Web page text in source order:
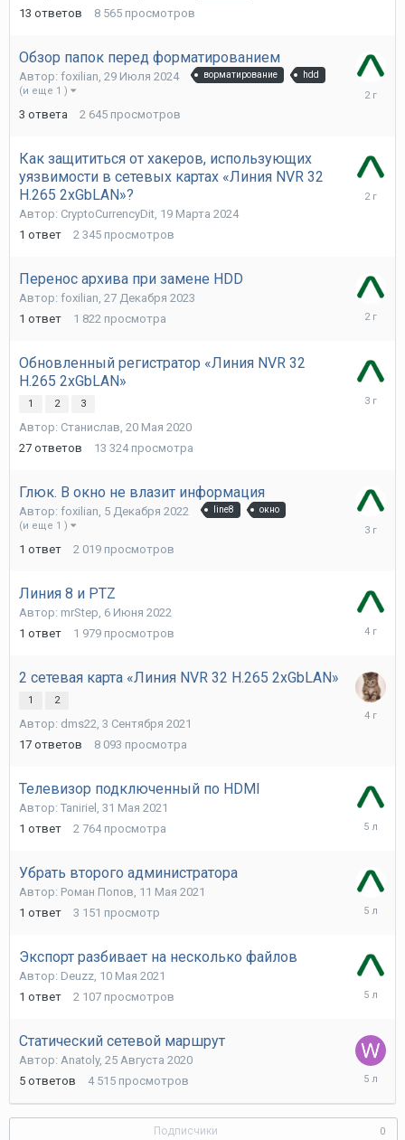
13 ответов 8 565 просмотров
Обзор папок перед форматированием
Автор: foxilian 29 Июля 2024 ворматирование hdd
(и еще 1 )
3 ответа 2 645 просмотров
31
Как защититься от хакеров, использующих
уязвимости в сетевых картах «Линия NVR 32
H.265 2xGbLAN»?
Автор: CryptoCurrencyDit 19 Марта 2024
1 ответ 2 345 просмотров
19
Перенос архива при замене HDD
Автор: foxilian 27 Декабря 2023
1 ответ 1 822 просмотра
27
Обновленный регистратор «Линия NVR 32
H.265 2xGbLAN»
1 2 3
Автор: Станислав 20 Мая 2020
27 ответов 13 324 просмотра
Глюк. В окно не влазит информация
Автор: foxilian 5 Декабря 2022 line8 окно
(и еще 1 )
1 ответ 2 019 просмотров
Линия 8 и PTZ
Автор: mrStep 6 Июня 2022
1 ответ 1 979 просмотров
2 сетевая карта «Линия NVR 32 H.265 2xGbLAN»
1 2
Автор: dms22 3 Сентября 2021
17 ответов 8 093 просмотра
12
Телевизор подключенный по HDMI
Автор: Taniriel 31 Мая 2021
1 ответ 2 764 просмотра
31
Убрать второго администратора
Автор: Роман Попов 11 Мая 2021
1 ответ 3 151 просмотр
12
Экспорт разбивает на несколько файлов
Автор: Deuzz 10 Мая 2021
1 ответ 2 107 просмотров
10
Статический сетевой маршрут
Автор: Anatoly, 25 Августа 2020
5 ответов 4 515 просмотров
18
2020
Подписчики 0